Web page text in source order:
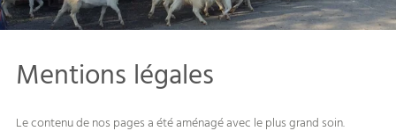
Mentions légales
Le contenu de nos pages a été aménagé avec le plus grand soin.